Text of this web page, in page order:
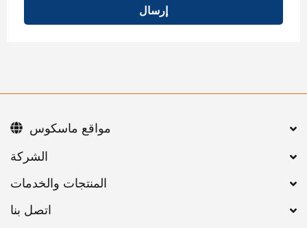
إرسال
اتصل بنا
مواقع ماسكوس